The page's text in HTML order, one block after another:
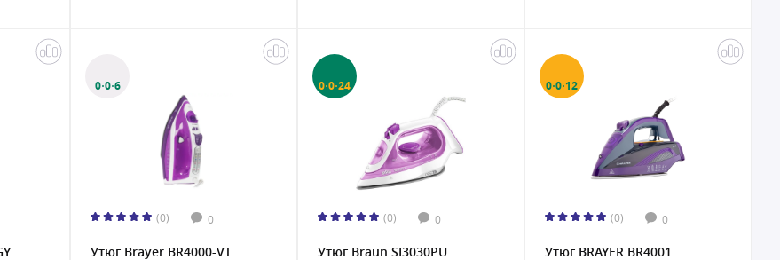
0·0·6
(0) 0
Утюг Brayer BR4000-VT
0·0·24
(0) 0
Утюг Braun SI3030PU
0·0·12
(0) 0
Утюг BRAYER BR4001